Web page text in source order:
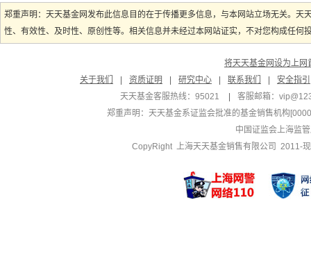
郑重声明：天天基金网发布此信息目的在于传播更多信息，与本网站立场无关。
性、有效性、及时性、原创性等。相关信息并未经过本网站证实，不对您构成任
将天天基金网设为上网
关于我们
资质证明 研究中心 联系我们
安全指引
天天基金客服热线：95021
客服邮箱：
郑重声明： 天天基金系证监会批准的基金销售机构
中国证监会上海监
CopyRight 上海天天基金销售有限公司 2011-